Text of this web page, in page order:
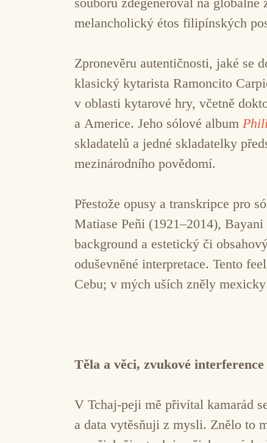
melancholický étos filipínských
Zpronevěru autentičnosti, jaké se
klasický kytarista Ramoncito
v oblasti kytarové hry, včetně
a Americe. Jeho sólové album
skladatelů a jedné skladatelky
mezinárodního povědomí.
Přestože opusy a transkripce pro
Matiase Peñi (1921–2014),
background a estetický či
oduševněné interpretace. Tento
Cebu; v mých uších zněly
Těla a věci, zvukové
V Tchaj-peji mě přivítal kamarád
a data vytěsňuji z mysli. Znělo to